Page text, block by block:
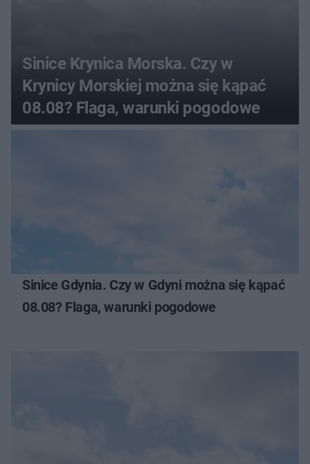
Sinice Krynica Morska. Czy w
Krynicy Morskiej można się kąpać
08.08? Flaga, warunki pogodowe
Sinice Gdynia. Czy w Gdyni można się kąpać
08.08? Flaga, warunki pogodowe